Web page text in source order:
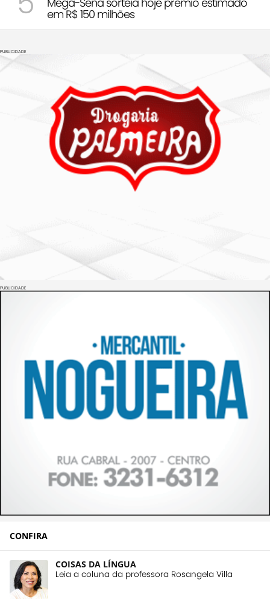
em R$ 150 milhões
PUBLICIDADE
PUBLICIDADE
CONFIRA
COISAS DA LÍNGUA
Leia a coluna da professora Rosangela Villa